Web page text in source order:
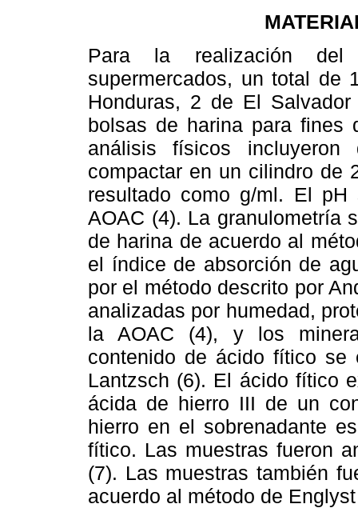
Para la realización
supermercados, un total de
Honduras, 2 de El
bolsas de harina para fines
análisis físicos
compactar en un cilindro de
resultado como g/ml. El
AOAC (4). La granulometría
de harina de acuerdo al
el índice de absorción de
por el método descrito por
analizadas por humedad,
la AOAC (4), y los
contenido de ácido fítico se
Lantzsch (6). El ácido fítico
ácida de hierro III de un
hierro en el sobrenadante
fítico. Las muestras fueron
(7). Las muestras también
acuerdo al método de